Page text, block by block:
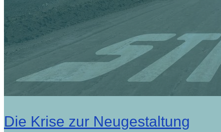
Die Krise zur Neugestaltung